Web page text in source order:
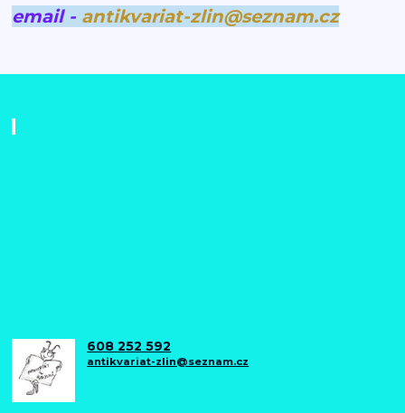
email - antikvariat-zlin@seznam.cz
608 252 592
antikvariat-zlin@seznam.cz